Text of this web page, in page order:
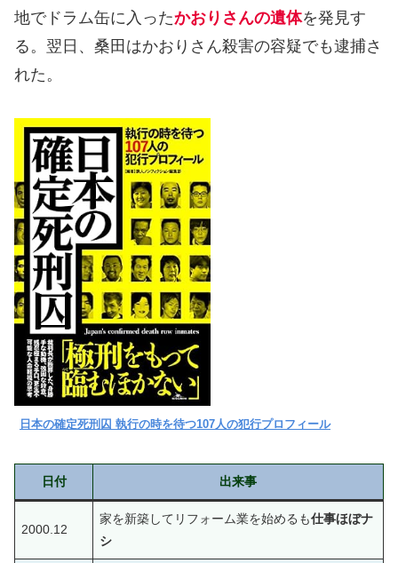
地でドラム缶に入ったかおりさんの遺体を発見す
る。翌日、桑田はかおりさん殺害の容疑でも逮捕さ
れた。
日本の確定死刑囚 執行の時を待つ107人の犯行プロフィール
日付 出来事
2000.12
家を新築してリフォーム業を始めるも仕事ほぼナ
シ